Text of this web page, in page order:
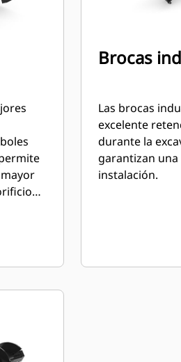
Brocas
Las brocas
excelente
durante la
garantizan
instalación.